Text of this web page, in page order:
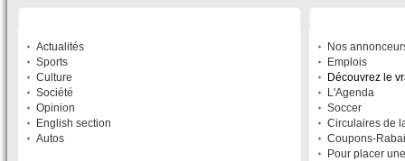
Actualités
Sports
Culture
Société
Opinion
English section
Autos
Nos
Emplois
Découvrez le
L'Agenda
Soccer
Circulaires de
Coupons-
Pour placer